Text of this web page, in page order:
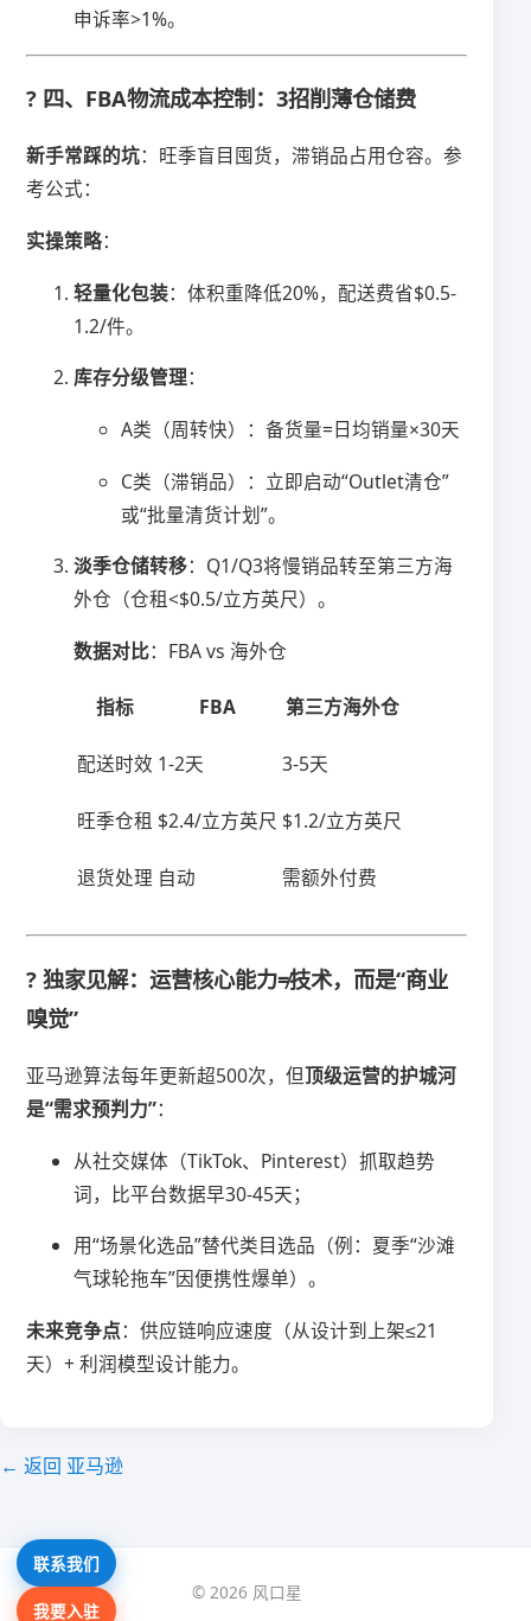
申诉率>1%。
? 四、FBA物流成本控制：3招削薄仓储费
​新手常踩的坑​​：旺季盲目囤货，滞销品占用仓容。参
考公式：
​实操策略​​：
​轻量化包装​​：体积重降低20%，配送费省$0.5-
1.2/件。
​库存分级管理​​：
A类（周转快）：备货量=日均销量×30天
C类（滞销品）：立即启动“Outlet清仓”
或“批量清货计划”。
​淡季仓储转移​​：Q1/Q3将慢销品转至第三方海
外仓（仓租<$0.5/立方英尺）。
​数据对比​​：FBA vs 海外仓
指标 FBA 第三方海外仓
配送时效 1-2天 3-5天
旺季仓租 $2.4/立方英尺 $1.2/立方英尺
退货处理 自动 需额外付费
? 独家见解：运营核心能力≠技术，而是“商业
嗅觉”
亚马逊算法每年更新超500次，但​​顶级运营的护城河
是“需求预判力”​​：
从社交媒体（TikTok、Pinterest）抓取趋势
词，比平台数据早30-45天；
用“场景化选品”替代类目选品（例：夏季“沙滩
气球轮拖车”因便携性爆单）。
​未来竞争点​​：供应链响应速度（从设计到上架≤21
天）+ 利润模型设计能力。
← 返回 亚马逊
© 2026 风口星
联系我们
我要入驻